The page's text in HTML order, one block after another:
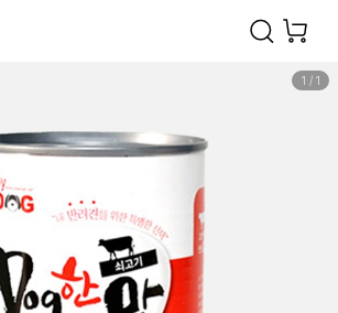
1 / 1